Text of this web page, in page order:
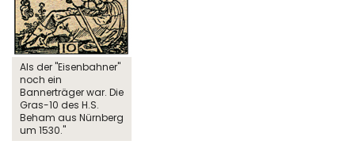
Als der "Eisenbahner"
noch ein
Bannerträger war. Die
Gras-10 des H.S.
Beham aus Nürnberg
um 1530."